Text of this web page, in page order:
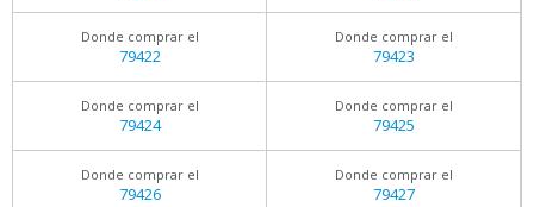
Donde comprar el
79422
Donde comprar el
79423
Donde comprar el
79424
Donde comprar el
79425
Donde comprar el
79426
Donde comprar el
79427